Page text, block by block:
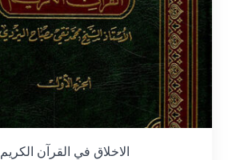
الاخلاق في القرآن الكريم